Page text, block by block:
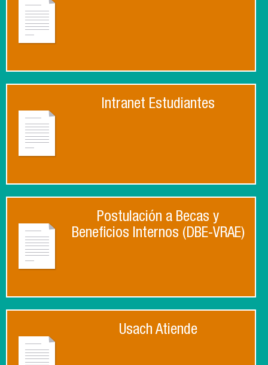
Intranet Estudiantes
Postulación a Becas y
Beneficios Internos (DBE-VRAE)
Usach Atiende